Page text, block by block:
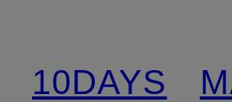
10DAYS